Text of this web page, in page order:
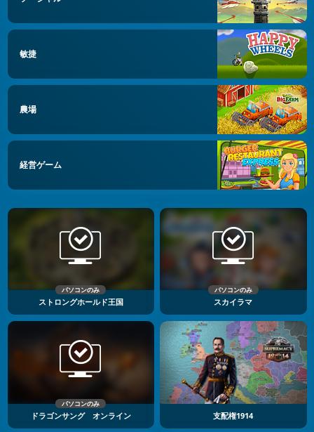
敏捷
農場
経営ゲーム
パソコンのみ
ストロングホールド王国
パソコンのみ
スカイラマ
パソコンのみ
ドラゴンサング オンライン 支配権1914